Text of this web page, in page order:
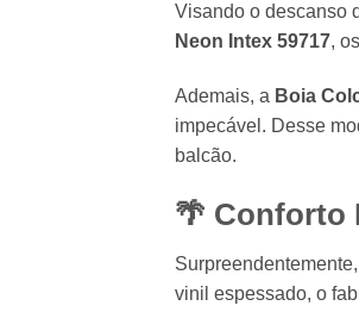
Visando o descanso
Neon Intex 59717,
Ademais, a Boia
impecável. Desse
balcão.
🌴 Conforto
vinil espessado, o